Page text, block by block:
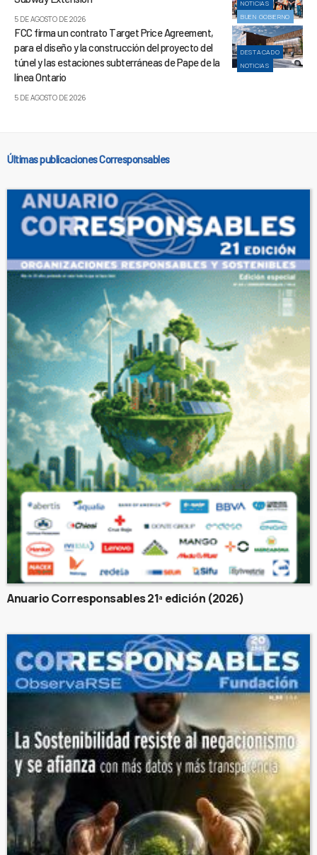
NOTICIAS
BUEN GOBIERNO
5 DE AGOSTO DE 2026
DESTACADO
NOTICIAS
FCC firma un contrato Target Price Agreement,
para el diseño y la construcción del proyecto del
túnel y las estaciones subterráneas de Pape de la
línea Ontario
5 DE AGOSTO DE 2026
Últimas publicaciones Corresponsables
Anuario Corresponsables 21ª edición (2026)